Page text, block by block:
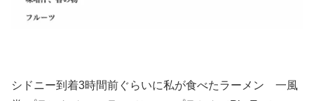
シドニー到着3時間前ぐらいに私が食べたラーメン 一風